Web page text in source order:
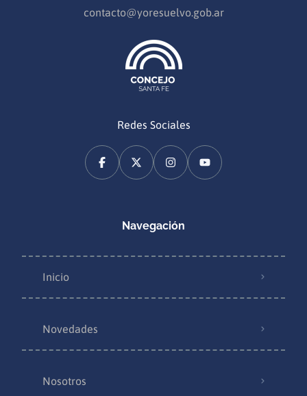
contacto@yoresuelvo.gob.ar
Redes Sociales
Navegación
Inicio
Novedades
Nosotros